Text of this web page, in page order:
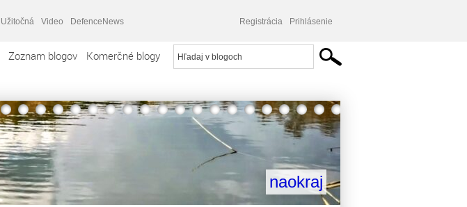
Užitočná Video DefenceNews Registrácia Prihlásenie
Zoznam blogov Komerčné blogy
naokraj